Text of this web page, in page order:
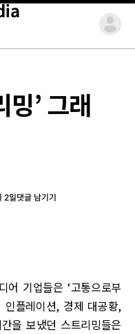
’ 그래
2일댓글 남기기
기업들은 ‘고통으로부
플레이션, 경제 대공황,
을 보냈던 스트리밍들은